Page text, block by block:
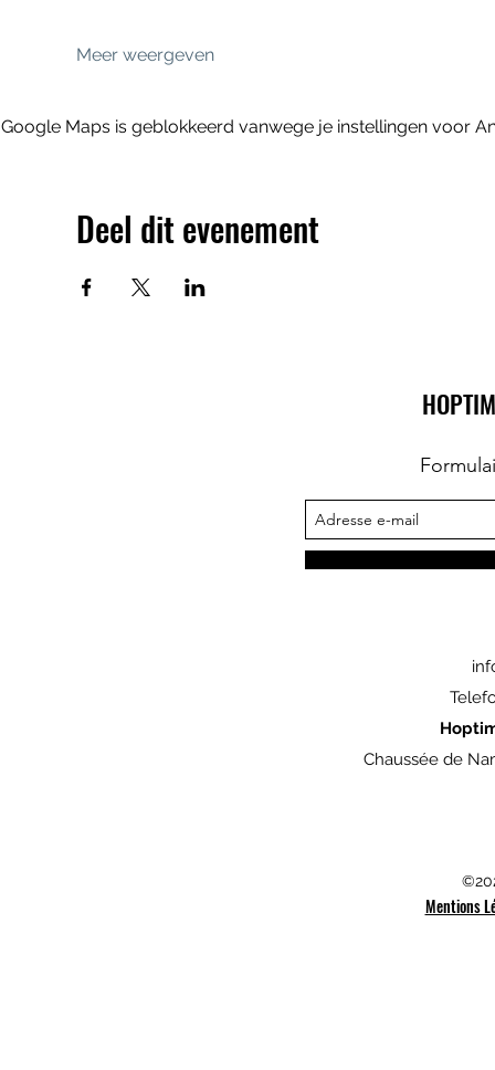
Meer weergeven
Google Maps is geblokkeerd vanwege je instellingen voor
Deel dit evenement
Chaussée de
Mentions